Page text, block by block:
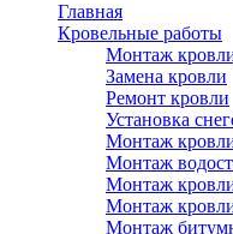
Главная
Кровельные работы
Монтаж
Замена кровли
Ремонт кровли
Установка
Монтаж
Монтаж
Монтаж
Монтаж
Монтаж